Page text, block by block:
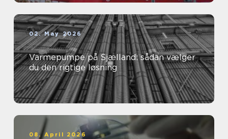
02. May 2026
Varmepumpe på Sjælland: sådan vælger
du den rigtige løsning
08. April 2026